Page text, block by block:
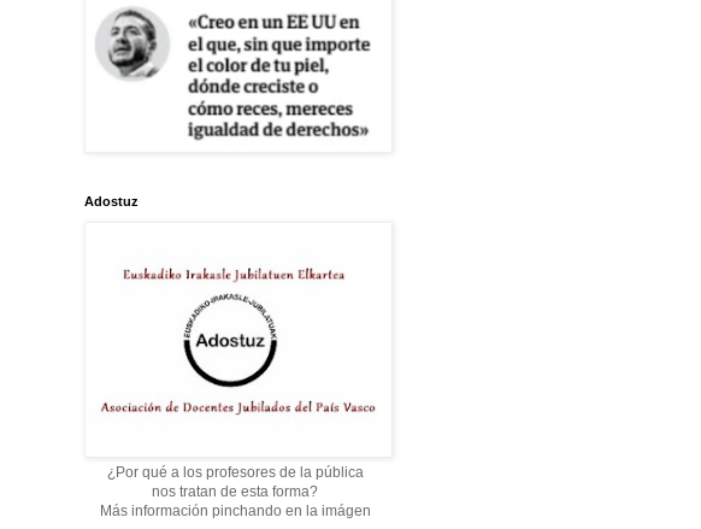
Adostuz
¿Por qué a los profesores de la pública
nos tratan de esta forma?
Más información pinchando en la imágen